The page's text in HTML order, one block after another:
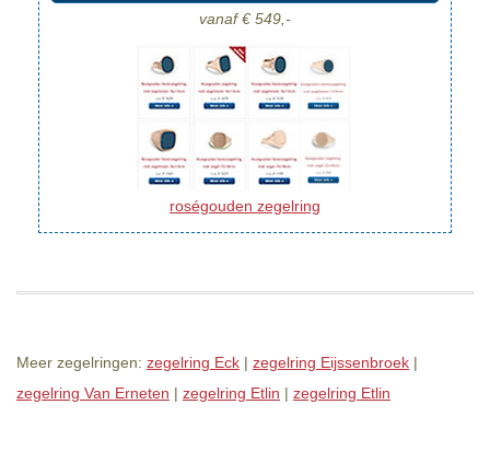
vanaf € 549,-
roségouden zegelring
Meer zegelringen: zegelring Eck | zegelring Eijssenbroek |
zegelring Van Erneten | zegelring Etlin | zegelring Etlin